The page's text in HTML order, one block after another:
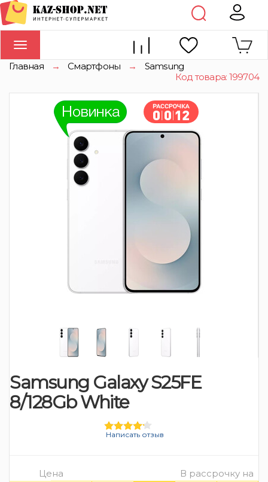
Toggle
navigation
Главная → Смартфоны →
Samsung
Код товара: 199704
Samsung Galaxy S25FE
8/128Gb White
Написать отзыв
Цена В рассрочку на